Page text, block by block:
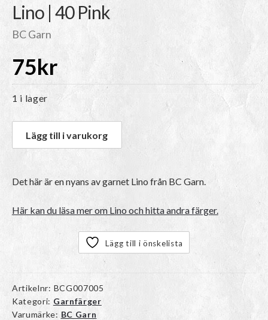
Lino | 40 Pink
BC Garn
75kr
1 i lager
Lägg till i varukorg
Det här är en nyans av garnet Lino från BC Garn.
Här kan du läsa mer om Lino och hitta andra färger.
Lägg till i önskelista
Artikelnr: BCG007005
Kategori: Garnfärger
Varumärke: BC Garn